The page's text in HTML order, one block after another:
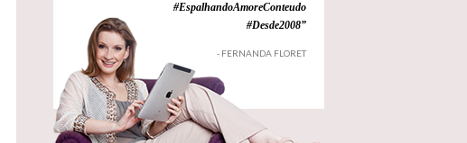
#EspalhandoAmoreConteudo
#Desde2008”
- FERNANDA FLORET